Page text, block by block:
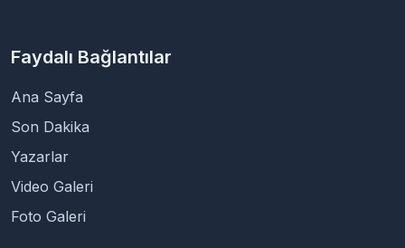
Faydalı Bağlantılar
Ana Sayfa
Son Dakika
Yazarlar
Video Galeri
Foto Galeri